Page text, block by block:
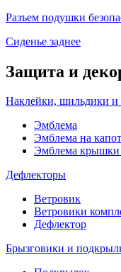
Разъем подушки
Сиденье заднее
Защита и
Наклейки, шильдики и
Эмблема
Эмблема на капот
Эмблема крышки
Дефлекторы
Ветровик
Ветровики
Дефлектор
Брызговики и